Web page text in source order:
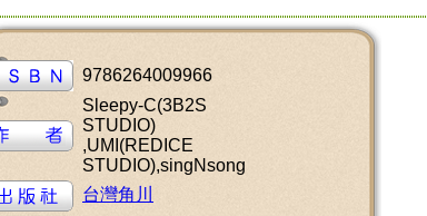
9786264009966
Sleepy-C(3B2S
STUDIO)
,UMI(REDICE
STUDIO),singNsong
台灣角川